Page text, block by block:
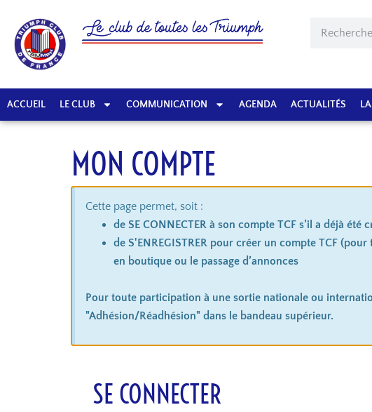
ACCUEIL LE CLUB COMMUNICATION AGENDA ACTUALITÉS
MON COMPTE
Cette page permet, soit :
de SE CONNECTER à son compte TCF s’il a déjà
de S'ENREGISTRER pour créer un compte TCF
en boutique ou le passage d’annonces
Pour toute participation à une sortie nationale ou
"Adhésion/Réadhésion" dans le bandeau supérieur.
SE CONNECTER